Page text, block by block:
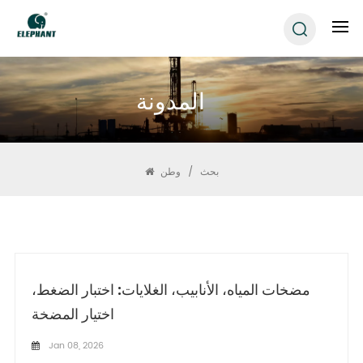
المدونة
/ بحث
مضخات المياه، الأنابيب، الغلايات: اختبار الضغط،
اختيار المضخة
Jan 08, 2026